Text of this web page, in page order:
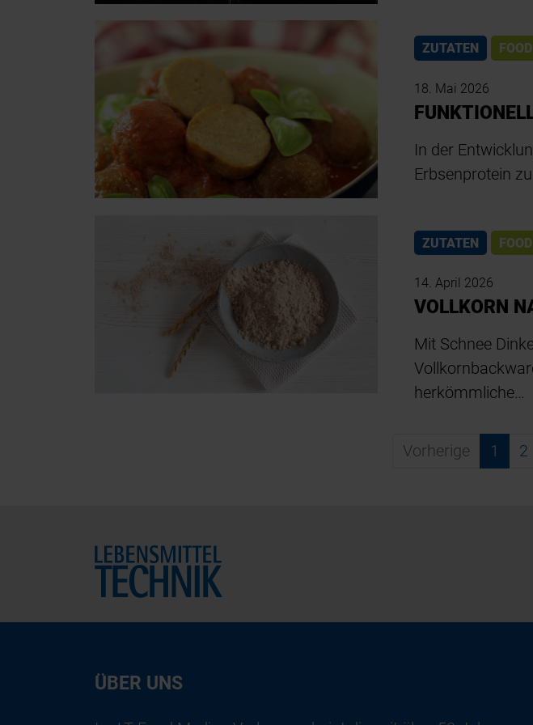
ZUTATEN
18. Mai 2026
In der
Erbsenprotein
ZUTATEN
14. April 2026
VOLLKORN
Mit Schnee
herkömmliche…
Vorherige 1 2
Home
ÜBER UNS